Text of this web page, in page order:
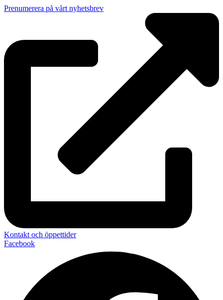
Prenumerera på vårt nyhetsbrev
Kontakt och öppettider
Facebook